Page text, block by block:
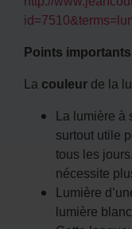
Points importants
La couleur de la
La lumière à
surtout utile
tous les
nécessite
Lumière
lumière